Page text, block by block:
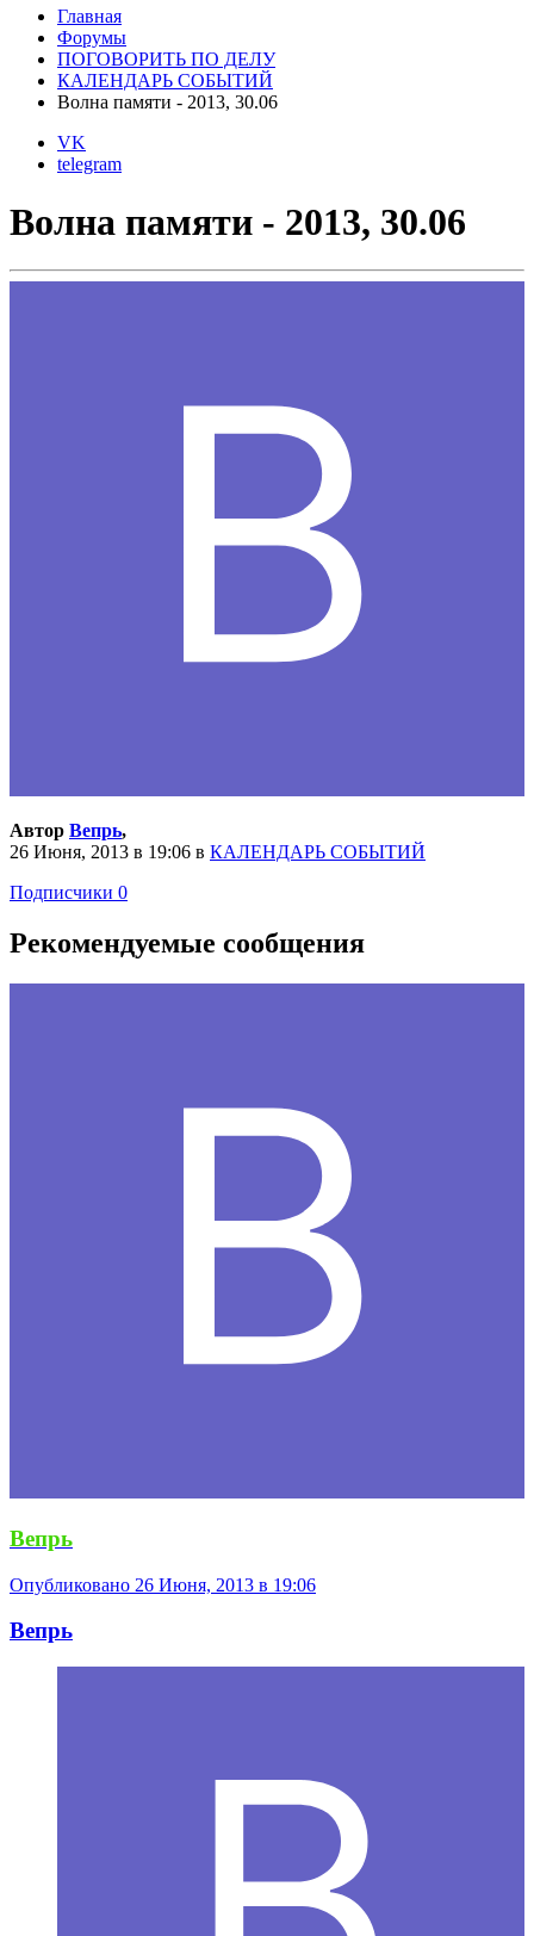
Главная
Форумы
ПОГОВОРИТЬ ПО ДЕЛУ
КАЛЕНДАРЬ СОБЫТИЙ
Волна памяти - 2013, 30.06
VK
telegram
Волна памяти - 2013, 30.06
Автор Вепрь,
26 Июня, 2013 в 19:06 в КАЛЕНДАРЬ СОБЫТИЙ
Подписчики 0
Рекомендуемые сообщения
Вепрь
Опубликовано 26 Июня, 2013 в 19:06
Вепрь